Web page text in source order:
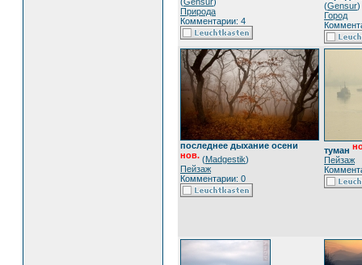
Природа
Комментарии: 4
(Gensur)
Город
последнее дыхание осени
нов. (Madgestik)
Пейзаж
Комментарии: 0
туман
Пейзаж